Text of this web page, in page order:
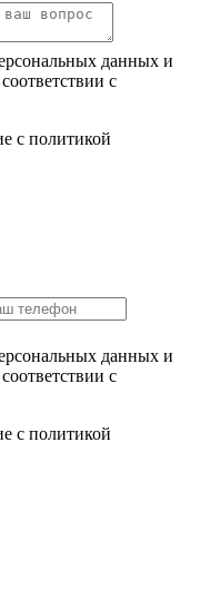
данных и
с
с политикой
данных и
с
с политикой